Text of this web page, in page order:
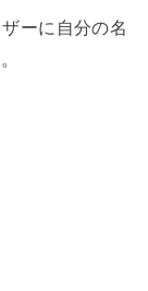
ーに自分の名